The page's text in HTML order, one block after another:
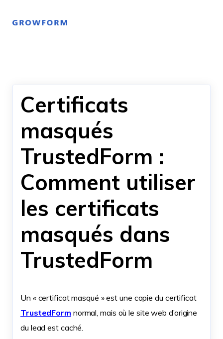
Certificats
masqués
TrustedForm :
Comment utiliser
les certificats
masqués dans
TrustedForm
Un « certificat masqué » est une copie du certificat
TrustedForm normal, mais où le site web d’origine
du lead est caché.